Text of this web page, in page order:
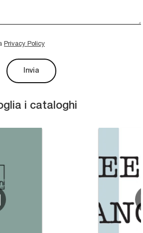
i cataloghi
Privacy Policy
Invia